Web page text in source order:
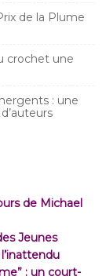
de la Plume
crochet une
: une
de Michael
Jeunes
: un court-